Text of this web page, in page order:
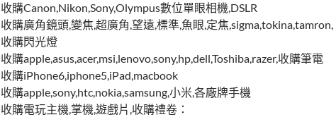
收購Canon,Nikon,Sony,Olympus數位單眼相機,DSLR
收購廣角鏡頭,變焦,超廣角,望遠,標準,魚眼,定焦,sigma,tokina,tamron,
收購閃光燈
收購apple,asus,acer,msi,lenovo,sony,hp,dell,Toshiba,razer,收購筆電
收購iPhone6,iphone5,iPad,macbook
收購apple,sony,htc,nokia,samsung,小米,各廠牌手機
收購電玩主機,掌機,遊戲片,收購禮卷：